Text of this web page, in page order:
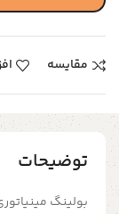
مقایسه
توضیحات
بولینگ